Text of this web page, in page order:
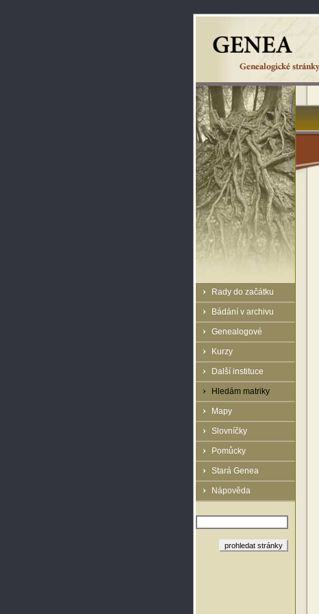
Rady do začátku
Bádání v archivu
Genealogové
Kurzy
Další instituce
Hledám matriky
Mapy
Slovníčky
Pomůcky
Stará Genea
Nápověda